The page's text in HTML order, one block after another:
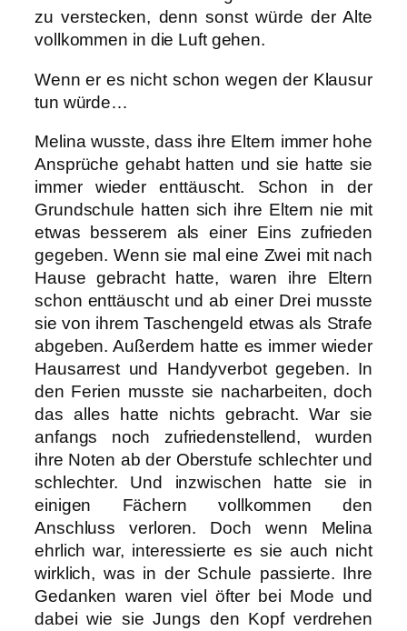
zu verstecken, denn sonst würde der Alte
vollkommen in die Luft gehen.
Wenn er es nicht schon wegen der Klausur
tun würde…
Melina wusste, dass ihre Eltern immer hohe
Ansprüche gehabt hatten und sie hatte sie
immer wieder enttäuscht. Schon in der
Grundschule hatten sich ihre Eltern nie mit
etwas besserem als einer Eins zufrieden
gegeben. Wenn sie mal eine Zwei mit nach
Hause gebracht hatte, waren ihre Eltern
schon enttäuscht und ab einer Drei musste
sie von ihrem Taschengeld etwas als Strafe
abgeben. Außerdem hatte es immer wieder
Hausarrest und Handyverbot gegeben. In
den Ferien musste sie nacharbeiten, doch
das alles hatte nichts gebracht. War sie
anfangs noch zufriedenstellend, wurden
ihre Noten ab der Oberstufe schlechter und
schlechter. Und inzwischen hatte sie in
einigen Fächern vollkommen den
Anschluss verloren. Doch wenn Melina
ehrlich war, interessierte es sie auch nicht
wirklich, was in der Schule passierte. Ihre
Gedanken waren viel öfter bei Mode und
dabei wie sie Jungs den Kopf verdrehen